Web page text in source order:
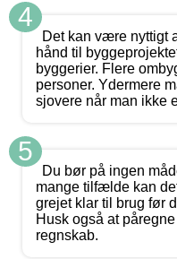
4
Det kan være nyttigt
hånd til
byggerier. Flere
personer. Ydermere
sjovere når man ikke
5
Du bør på ingen
mange tilfælde kan
grejet klar til brug før
Husk også at
regnskab.